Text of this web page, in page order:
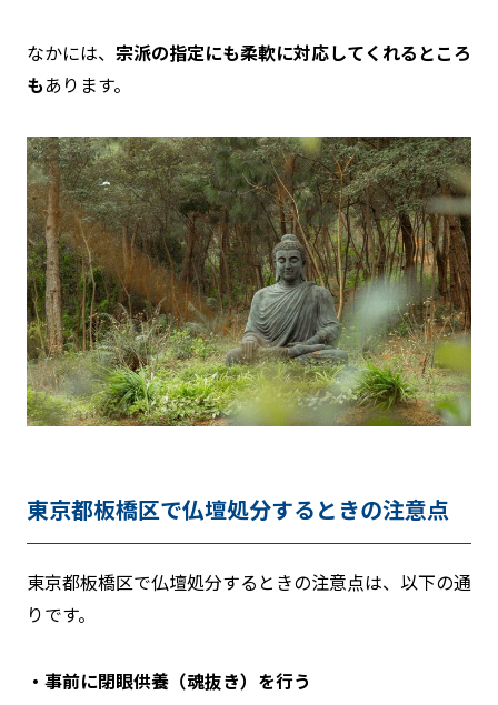
なかには、 宗派の指定にも柔軟に対応してくれるところ
もあります。
東京都板橋区で仏壇処分するときの注意点
東京都板橋区で仏壇処分するときの注意点は、以下の通
りです。
・事前に閉眼供養（魂抜き）を行う